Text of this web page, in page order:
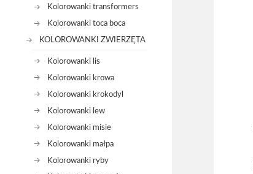
Kolorowanki transformers
Kolorowanki toca boca
KOLOROWANKI ZWIERZĘTA
Kolorowanki lis
Kolorowanki krowa
Kolorowanki krokodyl
Kolorowanki lew
Kolorowanki misie
Kolorowanki małpa
Kolorowanki ryby